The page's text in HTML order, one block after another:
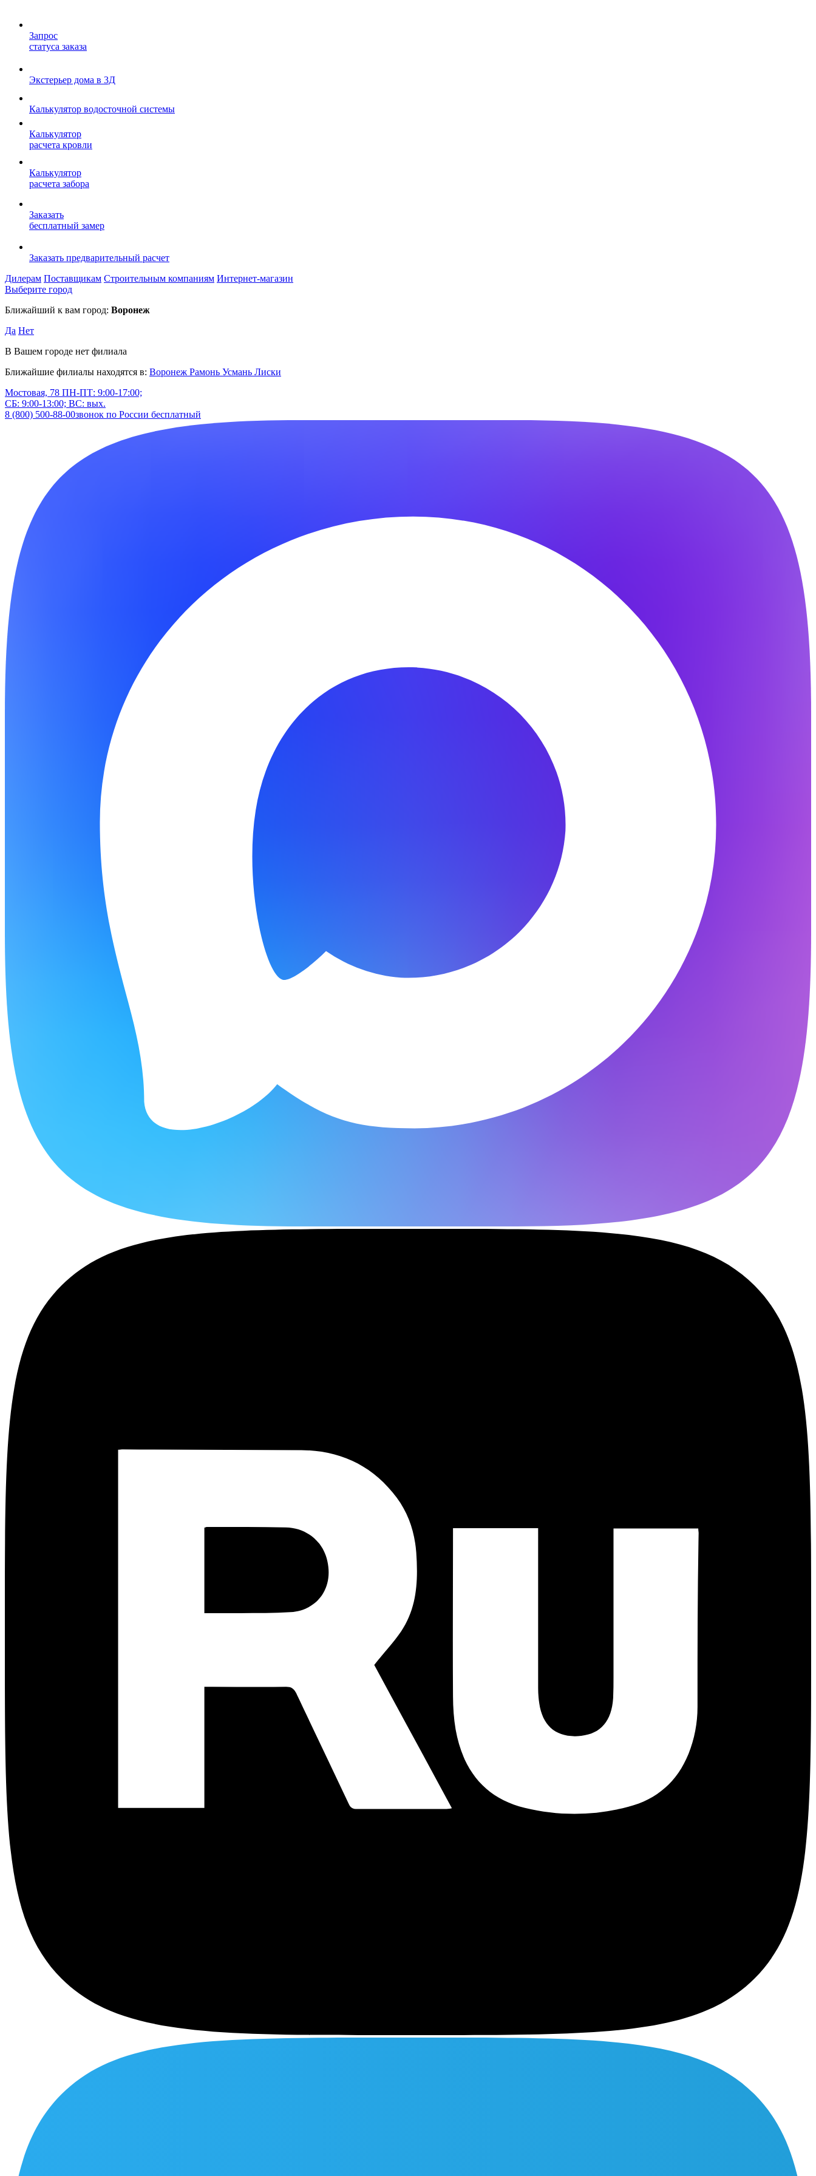
Запрос
статуса заказа
Экстерьер дома в 3Д
Калькулятор водосточной системы
Калькулятор
расчета кровли
Калькулятор
расчета забора
Заказать
бесплатный замер
Заказать предварительный расчет
Дилерам Поставщикам Строительным компаниям Интернет-магазин
Выберите город
Ближайший к вам город: Воронеж
Да Нет
В Вашем городе нет филиала
Ближайшие филиалы находятся в: Воронеж Рамонь Усмань Лиски
Мостовая, 78 ПН-ПТ: 9:00-17:00;
СБ: 9:00-13:00; ВС: вых.
8 (800) 500-88-00звонок по России бесплатный